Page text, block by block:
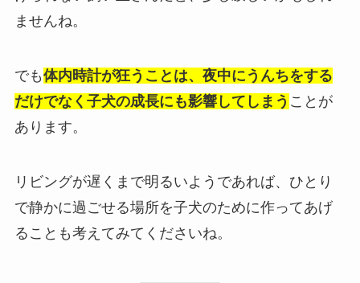
ませんね。
でも体内時計が狂うことは、夜中にうんちをする
だけでなく子犬の成長にも影響してしまう ことが
あります。
リビングが遅くまで明るいようであれば、ひとり
で静かに過ごせる場所を子犬のために作ってあげ
ることも考えてみてくださいね。